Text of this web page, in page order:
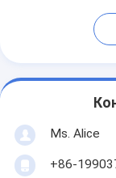
Ms. Alice
+86-